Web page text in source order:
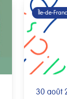
Île-de-
30 août